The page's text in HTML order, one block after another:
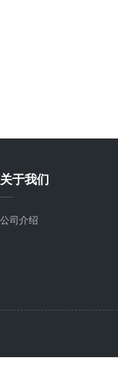
关于我们
公司介绍